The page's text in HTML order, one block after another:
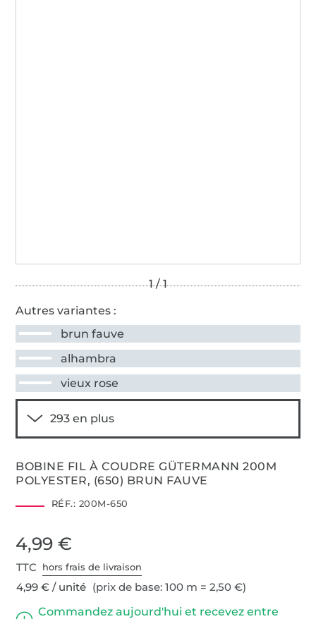
Autres variantes :
brun fauve
alhambra
vieux rose
BOBINE FIL À COUDRE GÜTERMANN 200M
POLYESTER, (650) BRUN FAUVE
RÉF.: 200M-650
4,99 €
TTC hors frais de livraison
4,99 € / unité (prix de base: 100 m = 2,50 €)
Commandez aujourd'hui et recevez entre